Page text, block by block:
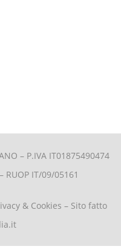
– P.IVA IT01875490474
RUOP IT/09/05161
& Cookies – Sito fatto